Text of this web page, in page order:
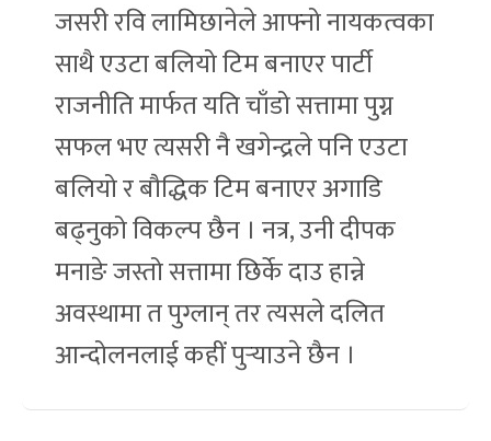
जसरी रवि लामिछानेले आफ्नो नायकत्वका
साथै एउटा बलियो टिम बनाएर पार्टी
राजनीति मार्फत यति चाँडो सत्तामा पुग्न
सफल भए त्यसरी नै खगेन्द्रले पनि एउटा
बलियो र बौद्धिक टिम बनाएर अगाडि
बढ्नुको विकल्प छैन । नत्र, उनी दीपक
मनाङे जस्तो सत्तामा छिर्के दाउ हान्ने
अवस्थामा त पुग्लान् तर त्यसले दलित
आन्दोलनलाई कहीं पुर्‍याउने छैन ।